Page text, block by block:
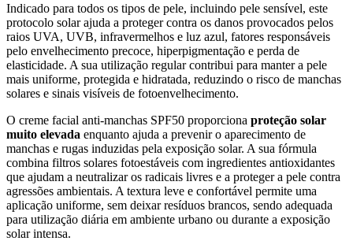
Indicado para todos os tipos de pele, incluindo pele sensível, este
protocolo solar ajuda a proteger contra os danos provocados pelos
raios UVA, UVB, infravermelhos e luz azul, fatores responsáveis
pelo envelhecimento precoce, hiperpigmentação e perda de
elasticidade. A sua utilização regular contribui para manter a pele
mais uniforme, protegida e hidratada, reduzindo o risco de manchas
solares e sinais visíveis de fotoenvelhecimento.
O creme facial anti-manchas SPF50 proporciona proteção solar
muito elevada enquanto ajuda a prevenir o aparecimento de
manchas e rugas induzidas pela exposição solar. A sua fórmula
combina filtros solares fotoestáveis com ingredientes antioxidantes
que ajudam a neutralizar os radicais livres e a proteger a pele contra
agressões ambientais. A textura leve e confortável permite uma
aplicação uniforme, sem deixar resíduos brancos, sendo adequada
para utilização diária em ambiente urbano ou durante a exposição
solar intensa.